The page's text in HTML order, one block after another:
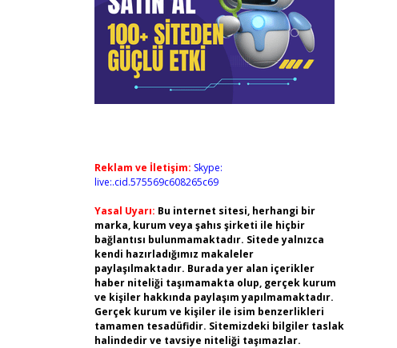
Reklam ve İletişim: Skype:
live:.cid.575569c608265c69
Yasal Uyarı: Bu internet sitesi, herhangi bir
marka, kurum veya şahıs şirketi ile hiçbir
bağlantısı bulunmamaktadır. Sitede yalnızca
kendi hazırladığımız makaleler
paylaşılmaktadır. Burada yer alan içerikler
haber niteliği taşımamakta olup, gerçek kurum
ve kişiler hakkında paylaşım yapılmamaktadır.
Gerçek kurum ve kişiler ile isim benzerlikleri
tamamen tesadüfidir. Sitemizdeki bilgiler taslak
halindedir ve tavsiye niteliği taşımazlar.